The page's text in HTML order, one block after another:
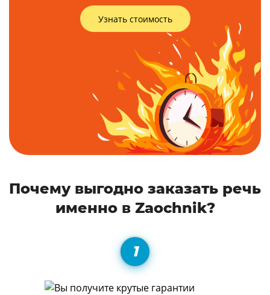
Узнать стоимость
Почему выгодно заказать речь
именно в Zaochnik?